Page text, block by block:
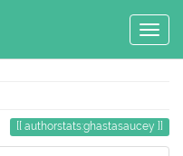
authorstats:ghastasaucey